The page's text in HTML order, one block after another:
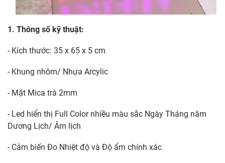
1. Thông số kỹ thuật:
- Kích thước: 35 x 65 x 5 cm
- Khung nhôm/ Nhựa Arcylic
- Mặt Mica trà 2mm
- Led hiển thị Full Color nhiều màu sắc Ngày Tháng năm
Dương Lịch/ Âm lịch
- Cảm biến Đo Nhiệt độ và Độ ẩm chính xác